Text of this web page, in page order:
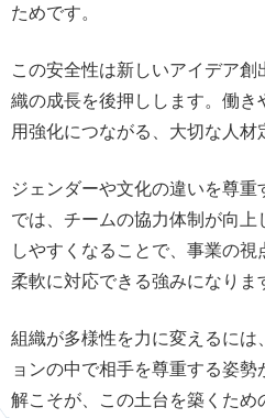
ためです。
この安全性は新しいアイデア
織の成長を後押しします。働
用強化につながる、大切な人材
ジェンダーや文化の違いを尊
では、チームの協力体制が向
しやすくなることで、事業の
柔軟に対応できる強みになりま
組織が多様性を力に変えるに
ョンの中で相手を尊重する姿
解こそが、この土台を築くため